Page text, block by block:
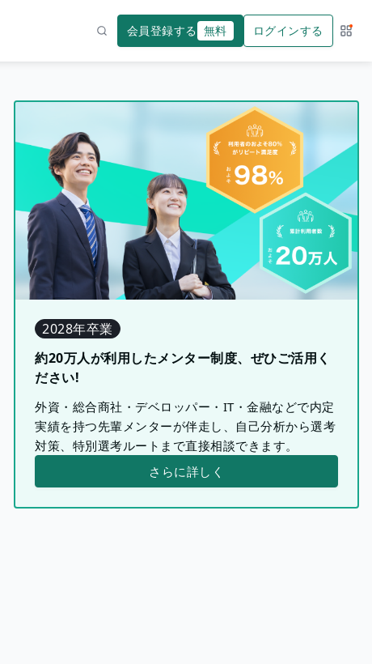
会員登録する 無料 ログインする サー
2028年卒業
約20万人が利用したメンター制度、ぜひご活用く
ださい!
外資・総合商社・デベロッパー・IT・金融などで内定
実績を持つ先輩メンターが伴走し、自己分析から選考
対策、特別選考ルートまで直接相談できます。
さらに詳しく